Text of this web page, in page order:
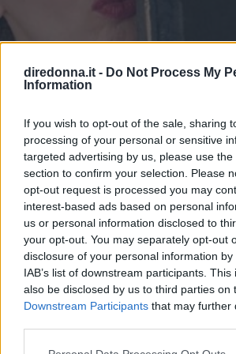
diredonna.it - Do Not Process My
Information
If you wish to opt-out of the sale, sharing
processing of your personal or sensitive
targeted advertising by us, please use
section to confirm your selection. Please
opt-out request is processed you may
interest-based ads based on personal
us or personal information disclosed to
your opt-out. You may separately opt-out
disclosure of your personal information
IAB’s list of downstream participants.
also be disclosed by us to third parties on
Downstream Participants that may further
Please note that this website/app uses
SPETTACOLO
Emanuela Fanelli, non
Signorina Buonasera
pezza di Lundini"
Per molti è la spalla di Valerio Lundini
su RaiDue. Ma Fanelli è molto di più.